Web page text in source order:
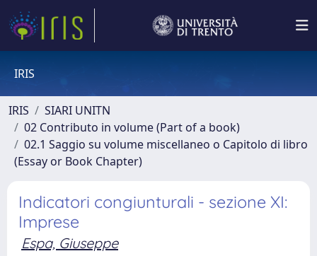
IRIS
IRIS
SIARI UNITN
02 Contributo in volume (Part of a book)
02.1 Saggio su volume miscellaneo o Capitolo di libro
(Essay or Book Chapter)
Indicatori congiunturali - sezione XI:
Imprese
Espa, Giuseppe